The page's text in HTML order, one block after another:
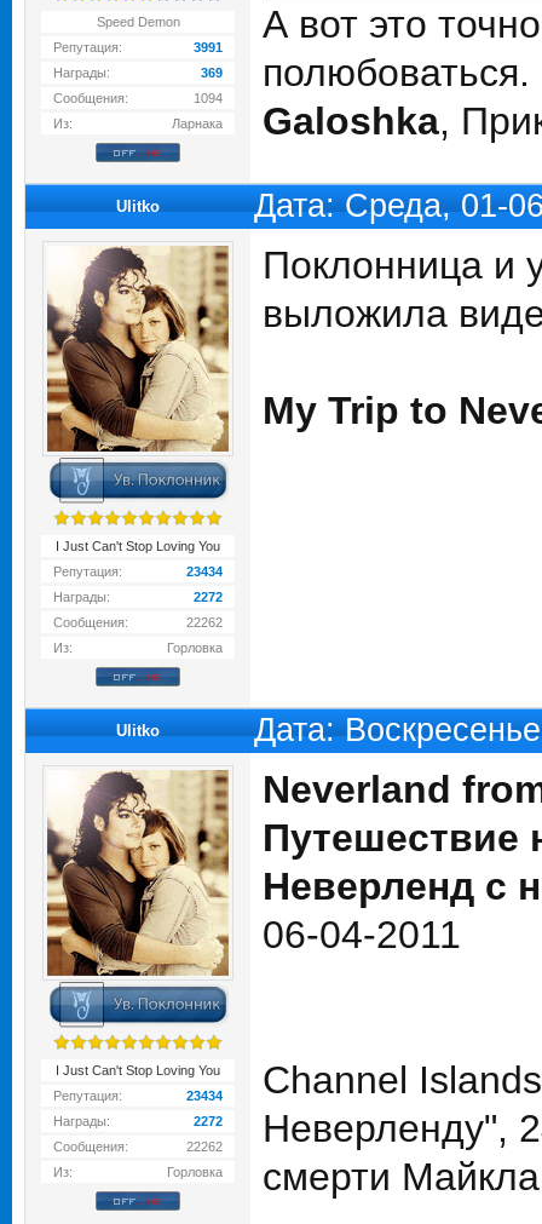
Speed Demon
Репутация:
3991
Награды:
369
Сообщения:
1094
Из:
Ларнака
А вот это
полюбоваться.
Galoshka,
Ulitko Дата: Среда, 01-
I Just Can't Stop Loving You
Репутация:
23434
Награды:
2272
Сообщения:
22262
Из:
Горловка
Поклонница и
выложила
My Trip to
Ulitko Дата:
I Just Can't Stop Loving You
Репутация:
23434
Награды:
2272
Сообщения:
22262
Из:
Горловка
Neverland
Путешествие
Неверленд с
06-04-2011
Channel
Неверленду",
смерти